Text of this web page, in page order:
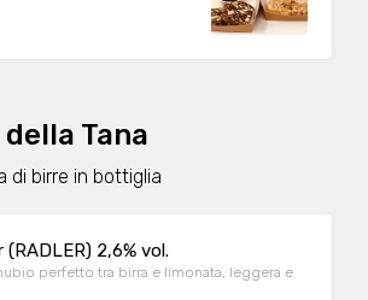
Tana
di birre in bottiglia
(RADLER) 2,6% vol.
perfetto tra birra e limonata, leggera e